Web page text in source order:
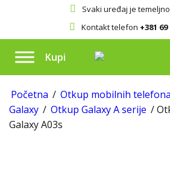
Svaki uređaj je
Kontakt telefon +381 69
Kupi
Početna / Otkup mobilnih telefona
Galaxy / Otkup Galaxy A serije /
Galaxy A03s